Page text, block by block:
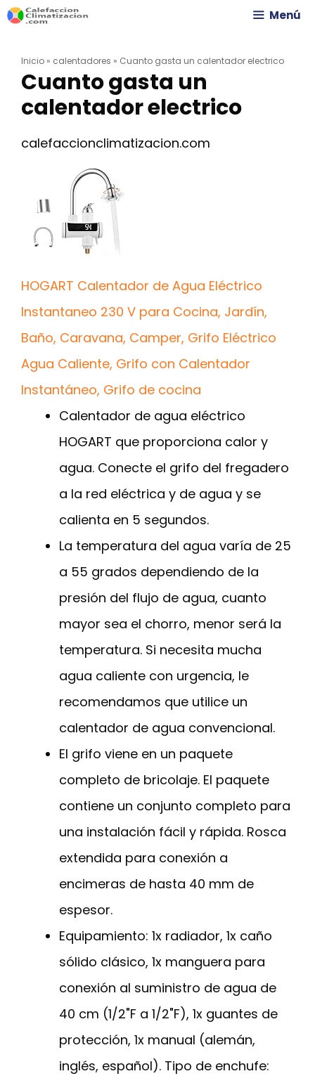
Saltar
contenido
Menú
Inicio » calentadores » Cuanto gasta un calentador electrico
Cuanto gasta un
calentador electrico
calefaccionclimatizacion.com
HOGART Calentador de Agua Eléctrico
Instantaneo 230 V para Cocina, Jardín,
Baño, Caravana, Camper, Grifo Eléctrico
Agua Caliente, Grifo con Calentador
Instantáneo, Grifo de cocina
Calentador de agua eléctrico
HOGART que proporciona calor y
agua. Conecte el grifo del fregadero
a la red eléctrica y de agua y se
calienta en 5 segundos.
La temperatura del agua varía de 25
a 55 grados dependiendo de la
presión del flujo de agua, cuanto
mayor sea el chorro, menor será la
temperatura. Si necesita mucha
agua caliente con urgencia, le
recomendamos que utilice un
calentador de agua convencional.
El grifo viene en un paquete
completo de bricolaje. El paquete
contiene un conjunto completo para
una instalación fácil y rápida. Rosca
extendida para conexión a
encimeras de hasta 40 mm de
espesor.
Equipamiento: 1x radiador, 1x caño
sólido clásico, 1x manguera para
conexión al suministro de agua de
40 cm (1/2"F a 1/2"F), 1x guantes de
protección, 1x manual (alemán,
inglés, español). Tipo de enchufe: